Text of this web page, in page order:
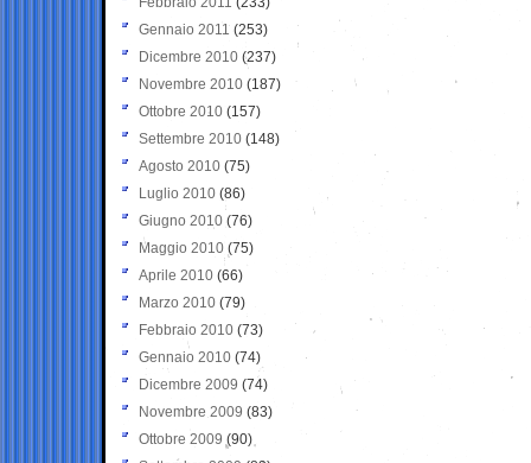
Gennaio 2011 (253)
Dicembre 2010 (237)
Novembre 2010 (187)
Ottobre 2010 (157)
Settembre 2010 (148)
Agosto 2010 (75)
Luglio 2010 (86)
Giugno 2010 (76)
Maggio 2010 (75)
Aprile 2010 (66)
Marzo 2010 (79)
Febbraio 2010 (73)
Gennaio 2010 (74)
Dicembre 2009 (74)
Novembre 2009 (83)
Ottobre 2009 (90)